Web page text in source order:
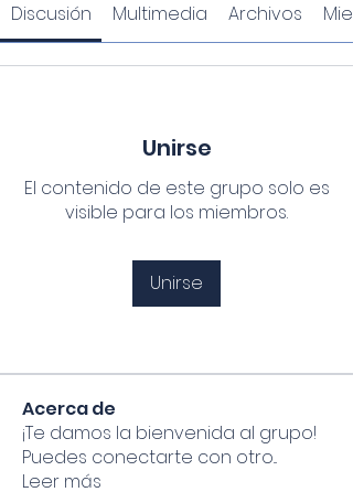
Discusión Multimedia Archivos
Unirse
El contenido de este grupo solo es
visible para los miembros.
Unirse
Acerca de
¡Te damos la bienvenida al grupo!
Puedes conectarte con otro...
Leer más